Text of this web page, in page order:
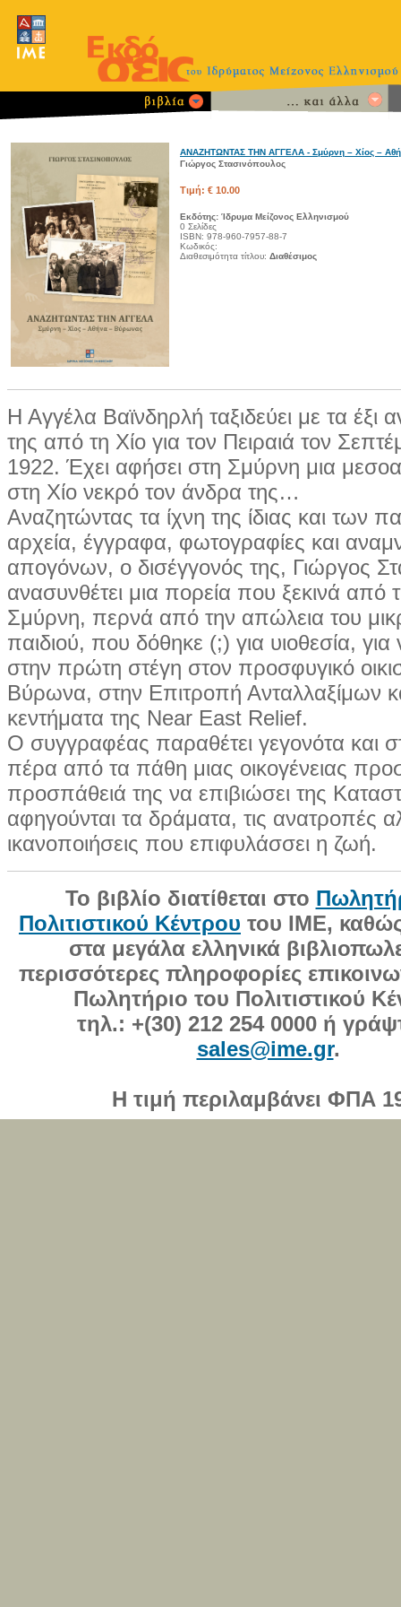
ΑΝΑΖΗΤΩΝΤΑΣ ΤΗΝ ΑΓΓΕΛΑ - Σμύρνη – Χίος –
Γιώργος Στασινόπουλος
Τιμή: € 10.00
Εκδότης: Ίδρυμα Μείζονος Ελληνισμού
0 Σελίδες
ISBN: 978-960-7957-88-7
Κωδικός:
Διαθεσιμότητα τίτλου: Διαθέσιμος
Η Αγγέλα Βαϊνδηρλή ταξιδεύει με τα έξι
της από τη Χίο για τον Πειραιά τον
1922. Έχει αφήσει στη Σμύρνη μια
στη Χίο νεκρό τον άνδρα της…
Αναζητώντας τα ίχνη της ίδιας και των
αρχεία, έγγραφα, φωτογραφίες και
απογόνων, ο δισέγγονός της, Γιώργος
ανασυνθέτει μια πορεία που ξεκινά από
Σμύρνη, περνά από την απώλεια του
παιδιού, που δόθηκε (;) για υιοθεσία, για
στην πρώτη στέγη στον προσφυγικό
Βύρωνα, στην Επιτροπή Ανταλλαξίμων
κεντήματα της Near East Relief.
Ο συγγραφέας παραθέτει γεγονότα και
πέρα από τα πάθη μιας οικογένειας
προσπάθειά της να επιβιώσει της
αφηγούνται τα δράματα, τις ανατροπές
ικανοποιήσεις που επιφυλάσσει η ζωή.
Το βιβλίο διατίθεται στο
Πολιτιστικού Κέντρου του ΙΜΕ,
στα μεγάλα ελληνικά
περισσότερες πληροφορίες
Πωλητήριο του Πολιτιστικού
τηλ.: +(30) 212 254 0000ή
sales@ime.gr.
Η τιμή περιλαμβάνει ΦΠΑ